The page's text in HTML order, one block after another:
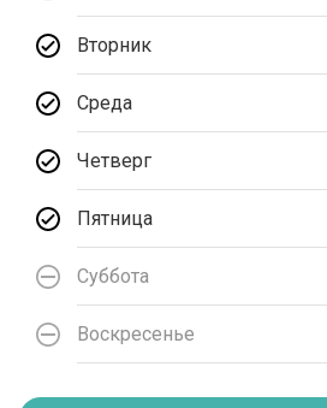
Вторник
Среда
Четверг
Пятница
Суббота
Воскресенье